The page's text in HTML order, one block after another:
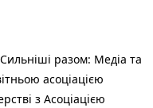
разом: Медіа та
асоціацією
з Асоціацією